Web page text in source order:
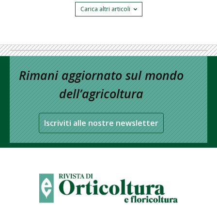
Carica altri articoli
Rimani aggiornato sul mondo
dell’agricoltura
Iscriviti alle nostre newsletter